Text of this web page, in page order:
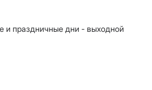
и праздничные дни - выходной